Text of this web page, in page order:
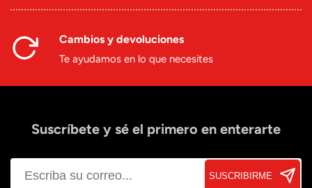
Cambios y devoluciones
Te ayudamos en lo que necesites
Suscríbete y sé el primero en enterarte
SUSCRIBIRME